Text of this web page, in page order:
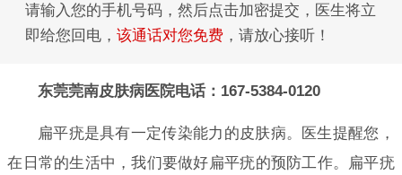
请输入您的手机号码，然后点击加密提交，医生将立
即给您回电， 该通话对您免费 ，请放心接听！
东莞莞南皮肤病医院电话：167-5384-0120
扁平疣是具有一定传染能力的皮肤病。医生提醒您，
在日常的生活中，我们要做好扁平疣的预防工作。扁平疣